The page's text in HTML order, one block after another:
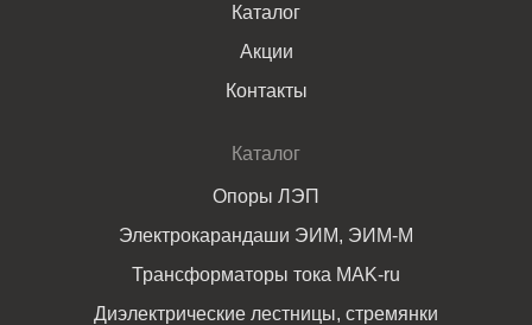
Каталог
Акции
Контакты
Каталог
Опоры ЛЭП
Электрокарандаши ЭИМ, ЭИМ-М
Трансформаторы тока MAK-ru
Диэлектрические лестницы, стремянки